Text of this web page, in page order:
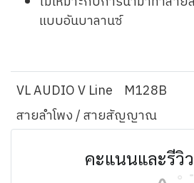
แบบอันบาลานซ์
VL AUDIO V Line
M128B
สายลำโพง / สายสัญญาณ
คะแนนและรีวิ